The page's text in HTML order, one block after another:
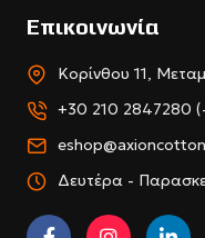
Επικοινωνία
Κορίνθου 11,
+30 210 2847280
Δευτέρα -